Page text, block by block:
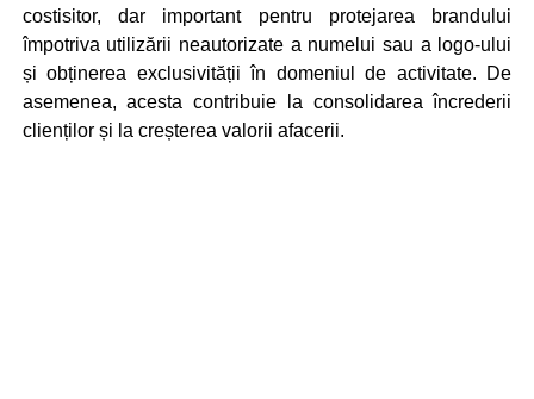
costisitor, dar important pentru protejarea brandului
împotriva utilizării neautorizate a numelui sau a logo-ului
și obținerea exclusivității în domeniul de activitate. De
asemenea, acesta contribuie la consolidarea încrederii
clienților și la creșterea valorii afacerii.